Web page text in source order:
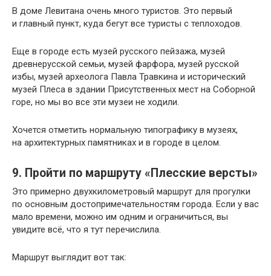
В доме Левитана очень много туристов. Это первый
и главный пункт, куда бегут все туристы с теплоходов.
Еще в городе есть музей русского пейзажа, музей
древнерусской семьи, музей фарфора, музей русской
избы, музей археолога Павла Травкина и исторический
музей Плеса в здании Присутственных мест на Соборной
горе, но мы во все эти музеи не ходили.
Хочется отметить нормальную типографику в музеях,
на архитектурных памятниках и в городе в целом.
9. Пройти по маршруту «Плесские версты»
Это примерно двухкилометровый маршрут для прогулки
по основным достопримечательностям города. Если у вас
мало времени, можно им одним и ограничиться, вы
увидите всё, что я тут перечислила.
Маршрут выглядит вот так: